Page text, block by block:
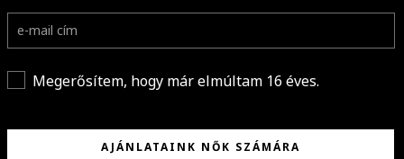
Megerősítem, hogy már elmúltam 16 éves.
AJÁNLATAINK NŐK SZÁMÁRA